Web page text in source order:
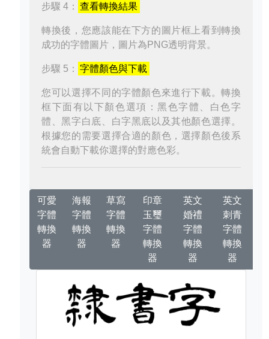
步驟 4： 查看轉換結果
轉換後，您應該能在下方的圖片框上看到轉換
成功的字體圖片，圖片為PNG透明背景。
步驟 5： 字體顏色與下載
您可以選擇不同的字體顏色來進行下載。轉換
框下面有以下顏色選項：黑色字體、白色字
體、黑字白底、白字黑底以及其他顏色選擇。
根據您的需要選擇合適的顏色，選擇顏色後系
統會自動下載你選擇的對應色彩。
可愛
字體
轉換
器
海報
字體
轉換
器
草寫
字體
轉換
器
印章
玉璽
字體
轉換
器
英文
婚禮
字體
轉換
器
英文
刺青
字體
轉換
器